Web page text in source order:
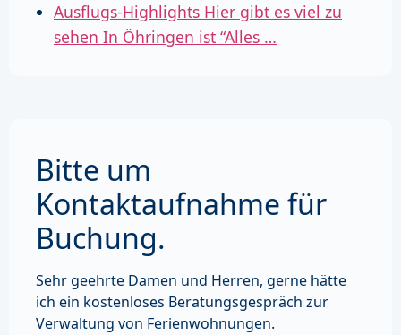
Ausflugs-Highlights Hier gibt es viel zu
sehen In Öhringen ist “Alles …
Bitte um
Kontaktaufnahme für
Buchung.
Sehr geehrte Damen und Herren, gerne hätte
ich ein kostenloses Beratungsgespräch zur
Verwaltung von Ferienwohnungen.